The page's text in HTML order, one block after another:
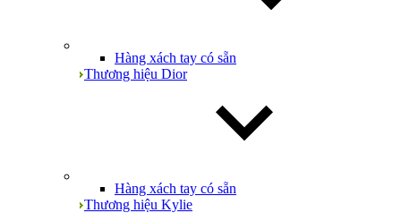
Hàng xách tay có sẵn
Thương hiệu Dior
Hàng xách tay có sẵn
Thương hiệu Kylie